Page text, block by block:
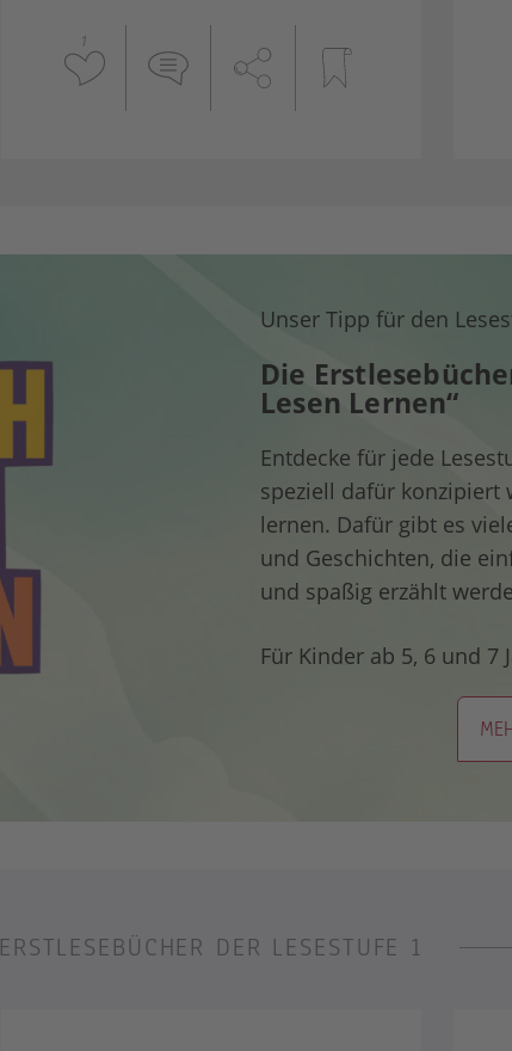
1
Unser Tipp für den
Die
Lesen Lernen“
Entdecke für jede
speziell dafür konzipiert
lernen. Dafür gibt es
und Geschichten, die
und spaßig erzählt
Für Kinder ab 5, 6 und 7
ERSTLESEBÜCHER DER LESESTUFE 1